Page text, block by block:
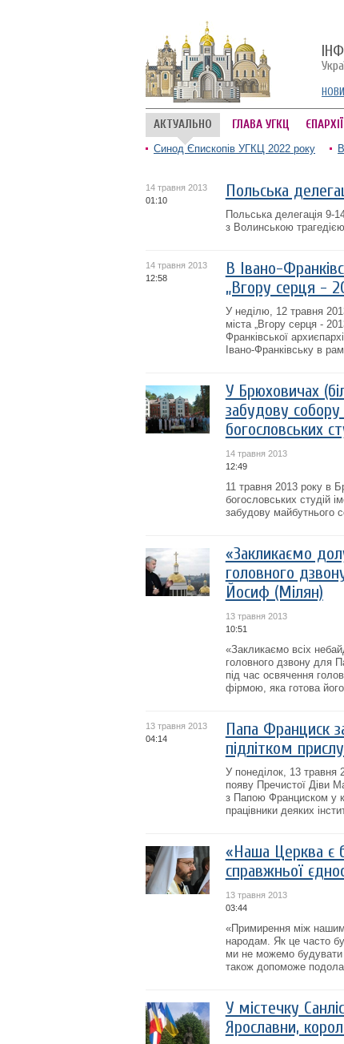
АКТУАЛЬНО ГЛАВА УГКЦ
Синод Єпископів УГКЦ 2022 року
14 травня 2013
01:10
Польська
Польська делегація 9-
з Волинською
14 травня 2013
12:58
В Івано-
„Вгору серця -
У неділю, 12 травня
міста „Вгору серця -
Франківської
Івано-Франківську в
У Брюховичах
забудову собору
богословських
14 травня 2013
12:49
11 травня 2013 року в
богословських студій
забудову майбутнього
«Закликаємо
головного
Йосиф (Мілян)
13 травня 2013
10:51
«Закликаємо всіх
головного дзвону для
під час освячення
фірмою, яка готова
13 травня 2013
04:14
Папа Франциск
підлітком
У понеділок, 13 травня
появу Пречистої Діви
з Папою Франциском у
працівники деяких
«Наша Церква є
справжньої
13 травня 2013
03:44
«Примирення між
народам. Як це часто
ми не можемо будувати
також допоможе
У містечку
Ярославни,